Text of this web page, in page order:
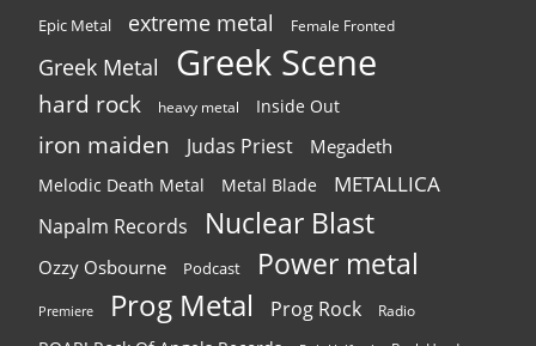
Epic Metal extreme metal Female Fronted
Greek Metal Greek Scene
hard rock heavy metal Inside Out
iron maiden Judas Priest Megadeth
Melodic Death Metal Metal Blade METALLICA
Napalm Records Nuclear Blast
Ozzy Osbourne Podcast Power metal
Premiere Prog Metal Prog Rock Radio